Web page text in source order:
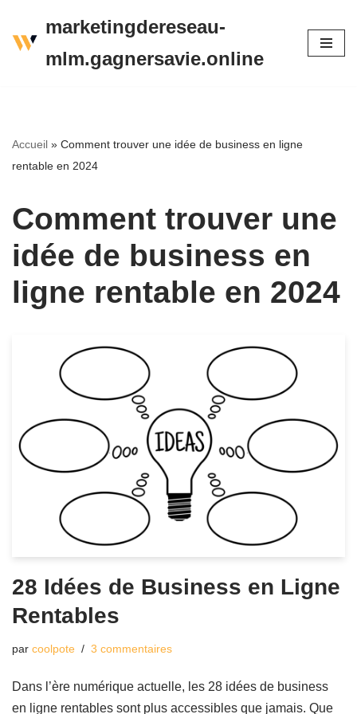
Aller
marketingdereseau-
mlm.gagnersavie.online
Accueil » Comment trouver une idée de business en ligne
rentable en 2024
Comment trouver une
idée de business en
ligne rentable en 2024
28 Idées de Business en Ligne
Rentables
par coolpote 3 commentaires
Dans l’ère numérique actuelle, les 28 idées de business
en ligne rentables sont plus accessibles que jamais. Que